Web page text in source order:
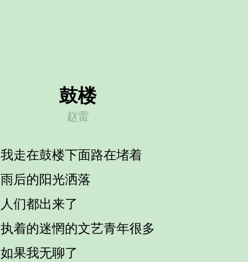
鼓楼
赵雷
我走在鼓楼下面路在堵着
雨后的阳光洒落
人们都出来了
执着的迷惘的文艺青年很多
如果我无聊了